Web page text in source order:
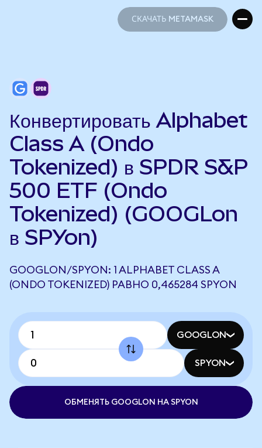
СКАЧАТЬ METAMASK
Конвертировать Alphabet
Class A (Ondo
Tokenized) в SPDR S&P
500 ETF (Ondo
Tokenized) (GOOGLon
в SPYon)
GOOGLON/SPYON: 1 ALPHABET CLASS A
(ONDO TOKENIZED) РАВНО 0,465284 SPYON
GOOGLON
SPYON
ОБМЕНЯТЬ GOOGLON НА SPYON